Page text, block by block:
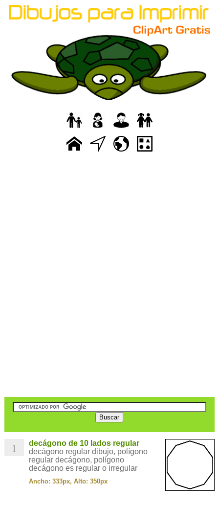
1
decágono de 10 lados regular
decágono regular dibujo, polígono
regular decágono, polígono
decágono es regular o irregular
Ancho: 333px, Alto: 350px